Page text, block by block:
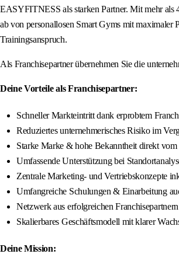
EASYFITNESS als starken Partner. Mit mehr als
ab von personallosen Smart Gyms mit
Trainingsanspruch.
Als Franchisepartner übernehmen Sie die
Deine Vorteile als Franchisepartner:
Schneller Markteintritt dank erprobtem
Reduziertes unternehmerisches Risiko im
Starke Marke & hohe Bekanntheit direkt vom
Umfassende Unterstützung bei
Zentrale Marketing- und Vertriebskonzepte
Umfangreiche Schulungen & Einarbeitung
Netzwerk aus erfolgreichen
Skalierbares Geschäftsmodell mit klarer
Deine Mission: